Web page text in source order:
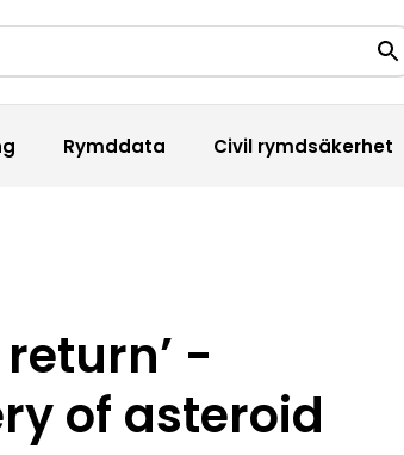
Rymddata Civil rymdsäkerhet
-
of asteroid